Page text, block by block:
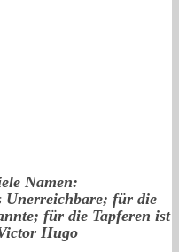
Namen:
Unerreichbare; für die
für die Tapferen ist
Hugo